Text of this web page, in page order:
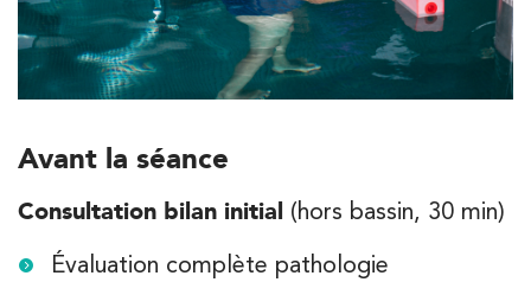
Avant la séance
Consultation bilan initial (hors bassin, 30 min)
Évaluation complète pathologie